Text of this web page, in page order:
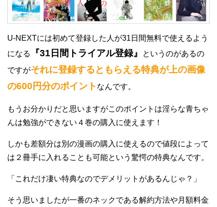
U-NEXTには初めて登録した人が31日間無料で使えるよう
になる
『31日間トライアル登録』
というのがあるの
ですがそれに登録するともらえる特典が上の画像
の600円分のポイント なんです。
もうお分かりだと思いますがこのポイントは淫らな青ちゃ
んは勉強ができない４巻の購入に使えます！
しかも差額分は別の漫画の購入に使えるので値段によって
は２冊手に入れることも可能という驚愕の特典なんです。
「これだけ凄い特典なのでデメリットがあるんじゃ？」
そう思いましたが一番のネックである解約方法や月額料金